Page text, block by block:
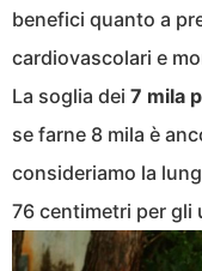
benefici quanto a
cardiovascolari e
La soglia dei 7 mila
se farne 8 mila è
consideriamo la
76 centimetri per gli